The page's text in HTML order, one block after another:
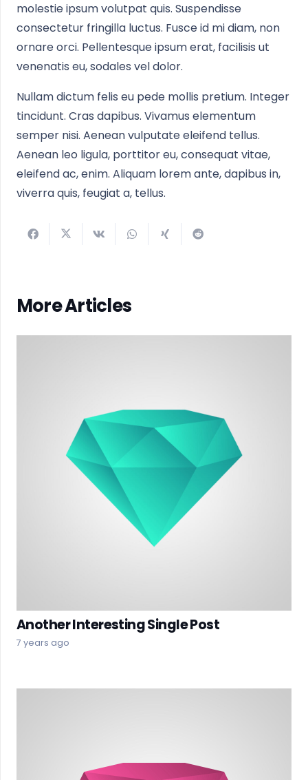
molestie ipsum volutpat quis. Suspendisse
consectetur fringilla luctus. Fusce id mi diam, non
ornare orci. Pellentesque ipsum erat, facilisis ut
venenatis eu, sodales vel dolor.
Nullam dictum felis eu pede mollis pretium. Integer
tincidunt. Cras dapibus. Vivamus elementum
semper nisi. Aenean vulputate eleifend tellus.
Aenean leo ligula, porttitor eu, consequat vitae,
eleifend ac, enim. Aliquam lorem ante, dapibus in,
viverra quis, feugiat a, tellus.
More Articles
Another Interesting Single Post
7 years ago